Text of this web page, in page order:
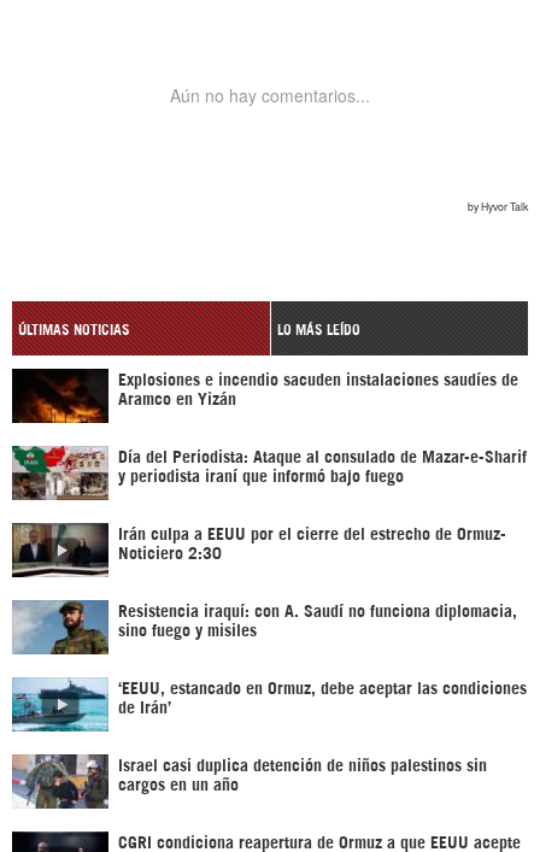
ÚLTIMAS NOTICIAS LO MÁS LEÍDO
Explosiones e incendio sacuden instalaciones saudíes de
Aramco en Yizán
Día del Periodista: Ataque al consulado de Mazar-e-Sharif
y periodista iraní que informó bajo fuego
Irán culpa a EEUU por el cierre del estrecho de Ormuz-
Noticiero 2:30
Resistencia iraquí: con A. Saudí no funciona diplomacia,
sino fuego y misiles
‘EEUU, estancado en Ormuz, debe aceptar las condiciones
de Irán’
Israel casi duplica detención de niños palestinos sin
cargos en un año
CGRI condiciona reapertura de Ormuz a que EEUU acepte